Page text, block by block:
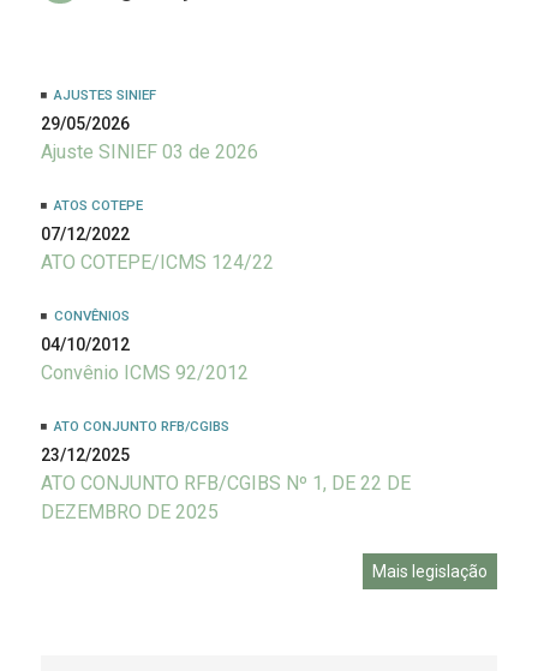
AJUSTES SINIEF
29/05/2026
Ajuste SINIEF 03 de 2026
ATOS COTEPE
07/12/2022
ATO COTEPE/ICMS 124/22
CONVÊNIOS
04/10/2012
Convênio ICMS 92/2012
ATO CONJUNTO RFB/CGIBS
23/12/2025
ATO CONJUNTO RFB/CGIBS Nº 1, DE 22 DE
DEZEMBRO DE 2025
Mais legislação